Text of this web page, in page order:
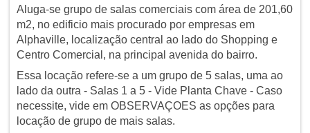
Aluga-se grupo de salas comerciais com área de 201,60
m2, no edificio mais procurado por empresas em
Alphaville, localização central ao lado do Shopping e
Centro Comercial, na principal avenida do bairro.
Essa locação refere-se a um grupo de 5 salas, uma ao
lado da outra - Salas 1 a 5 - Vide Planta Chave - Caso
necessite, vide em OBSERVAÇOES as opções para
locação de grupo de mais salas.